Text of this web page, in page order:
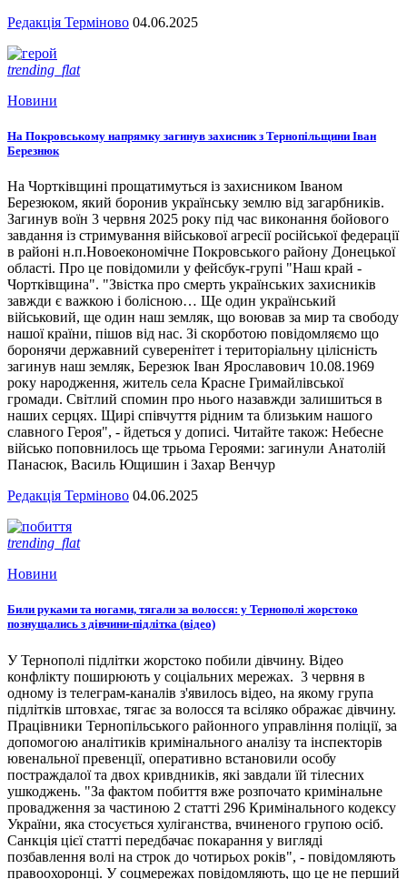
Редакція Терміново 04.06.2025
trending_flat
Новини
На Покровському напрямку загинув захисник з Тернопільщини Іван
Березнюк
На Чортківщині прощатимуться із захисником Іваном
Березюком, який боронив українську землю від загарбників.
Загинув воїн 3 червня 2025 року під час виконання бойового
завдання із стримування військової агресії російської федерації
в районі н.п.Новоекономічне Покровського району Донецької
області. Про це повідомили у фейсбук-групі "Наш край -
Чортківщина". "Звістка про смерть українських захисників
завжди є важкою і болісною… Ще один український
військовий, ще один наш земляк, що воював за мир та свободу
нашої країни, пішов від нас. Зі скорботою повідомляємо що
боронячи державний суверенітет і територіальну цілісність
загинув наш земляк, Березюк Іван Ярославович 10.08.1969
року народження, житель села Красне Гримайлівської
громади. Світлий спомин про нього назавжди залишиться в
наших серцях. Щирі співчуття рідним та близьким нашого
славного Героя", - йдеться у дописі. Читайте також: Небесне
військо поповнилось ще трьома Героями: загинули Анатолій
Панасюк, Василь Ющишин і Захар Венчур
Редакція Терміново 04.06.2025
trending_flat
Новини
Били руками та ногами, тягали за волосся: у Тернополі жорстоко
познущались з дівчини-підлітка (відео)
У Тернополі підлітки жорстоко побили дівчину. Відео
конфлікту поширюють у соціальних мережах. 3 червня в
одному із телеграм-каналів з'явилось відео, на якому група
підлітків штовхає, тягає за волосся та всіляко ображає дівчину.
Працівники Тернопільського районного управління поліції, за
допомогою аналітиків кримінального аналізу та інспекторів
ювенальної превенції, оперативно встановили особу
постраждалої та двох кривдників, які завдали їй тілесних
ушкоджень. "За фактом побиття вже розпочато кримінальне
провадження за частиною 2 статті 296 Кримінального кодексу
України, яка стосується хуліганства, вчиненого групою осіб.
Санкція цієї статті передбачає покарання у вигляді
позбавлення волі на строк до чотирьох років", - повідомляють
правоохоронці. У соцмережах повідомляють, що це не перший